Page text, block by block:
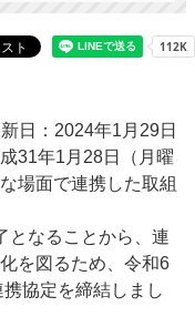
日：2024年1月29日
31年1月28日（月曜
場面で連携した取組
なることから、連
を図るため、令和6
協定を締結しまし